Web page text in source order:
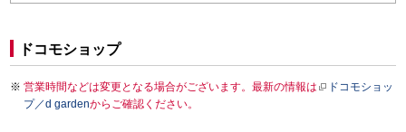
ドコモショップ
営業時間などは変更となる場合がございます。最新の情報は
ドコモショッ
プ／d gardenからご確認ください。